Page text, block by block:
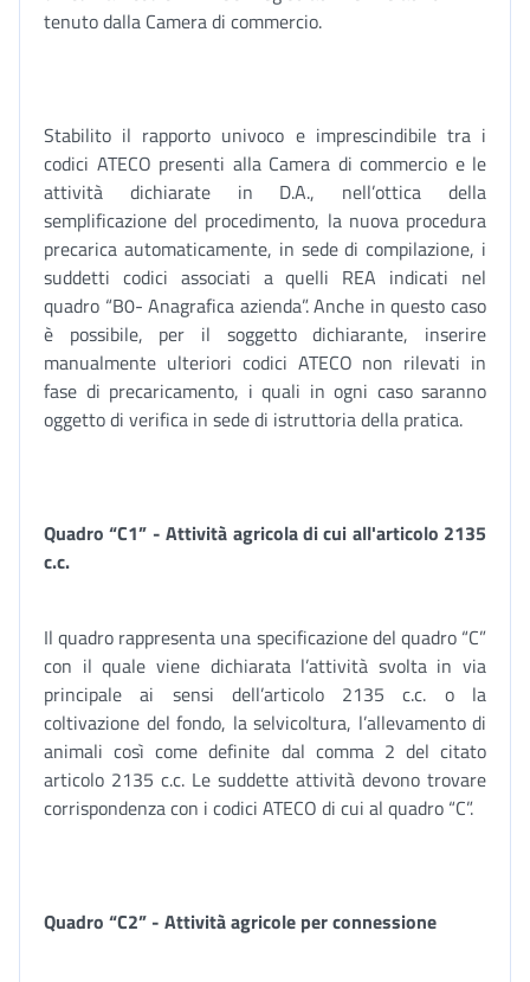
tenuto dalla Camera di commercio.
Stabilito il rapporto univoco e imprescindibile tra i
codici ATECO presenti alla Camera di commercio e le
attività dichiarate in D.A., nell’ottica della
semplificazione del procedimento, la nuova procedura
precarica automaticamente, in sede di compilazione, i
suddetti codici associati a quelli REA indicati nel
quadro “B0- Anagrafica azienda”. Anche in questo caso
è possibile, per il soggetto dichiarante, inserire
manualmente ulteriori codici ATECO non rilevati in
fase di precaricamento, i quali in ogni caso saranno
oggetto di verifica in sede di istruttoria della pratica.
Quadro “C1” - Attività agricola di cui all'articolo 2135
c.c.
Il quadro rappresenta una specificazione del quadro “C”
con il quale viene dichiarata l’attività svolta in via
principale ai sensi dell’articolo 2135 c.c. o la
coltivazione del fondo, la selvicoltura, l’allevamento di
animali così come definite dal comma 2 del citato
articolo 2135 c.c. Le suddette attività devono trovare
corrispondenza con i codici ATECO di cui al quadro “C”.
Quadro “C2” - Attività agricole per connessione